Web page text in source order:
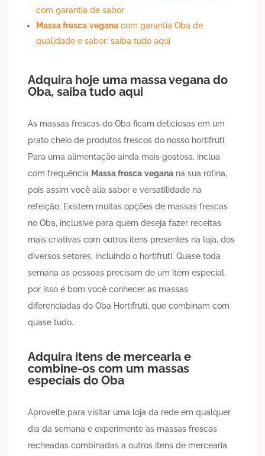
com garantia de sabor
Massa fresca vegana com garantia Oba de
qualidade e sabor: saiba tudo aqui
Adquira hoje uma massavegana do
Oba, saiba tudo aqui
As massas frescas do Oba ficam deliciosas em um
prato cheio de produtos frescos do nosso hortifruti.
Para uma alimentação ainda mais gostosa, inclua
com frequência Massa fresca vegana na sua rotina,
pois assim você alia sabor e versatilidade na
refeição. Existem muitas opções de massas frescas
no Oba, inclusive para quem deseja fazer receitas
mais criativas com outros itens presentes na loja, dos
diversos setores, incluindo o hortifruti. Quase toda
semana as pessoas precisam de um item especial,
por isso é bom você conhecer as massas
diferenciadas do Oba Hortifruti, que combinam com
quase tudo.
Adquira itens de mercearia e
combine-os com um massas
especiais do Oba
Aproveite para visitar uma loja da rede em qualquer
dia da semana e experimente as massas frescas
recheadas combinadas a outros itens de mercearia